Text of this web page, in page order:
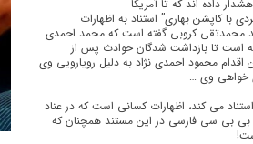
داده اند که تا آمریکا
با کاپشن بهاری” استناد به اظهارات
محمدتقی کروبی گفته است که محمد احمدی
است تا بازداشت شدگان حوادث پس از
اقدام محمود احمدی نژاد به دلیل رویارویی وی
خواهی وی …
می کند، اظهارات کسانی است که در عناد
بی بی سی فارسی در این مستند همچنان که